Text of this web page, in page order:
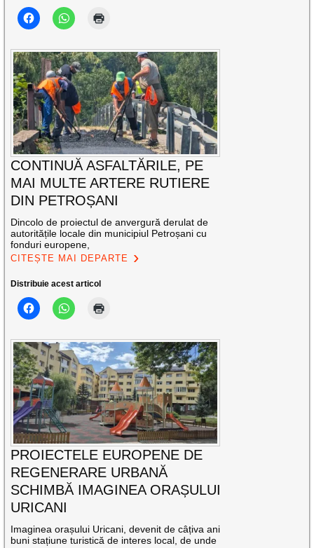
CONTINUĂ ASFALTĂRILE, PE
MAI MULTE ARTERE RUTIERE
DIN PETROȘANI
Dincolo de proiectul de anvergură derulat de
autoritățile locale din municipiul Petroșani cu
fonduri europene,
CITEȘTE MAI DEPARTE
Distribuie acest articol
PROIECTELE EUROPENE DE
REGENERARE URBANĂ
SCHIMBĂ IMAGINEA ORAȘULUI
URICANI
Imaginea orașului Uricani, devenit de câțiva ani
buni stațiune turistică de interes local, de unde